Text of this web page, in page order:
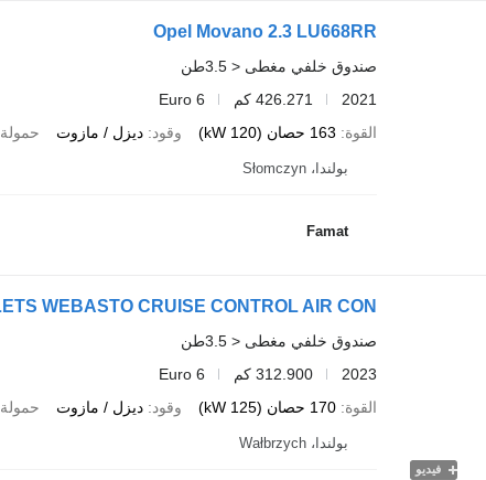
Opel Movano 2.3 LU668RR
صندوق خلفي مغطى < 3.5طن
2021
426.271 كم
Euro 6
القوة
163 حصان (120 kW) وقود ديزل / مازوت حمولة
بولندا، Słomczyn
Famat
فيديو
صندوق خلفي مغطى < 3.5طن
2023
312.900 كم
Euro 6
القوة 170 حصان (125 kW) وقود ديزل / مازوت حمولة
بولندا، Wałbrzych